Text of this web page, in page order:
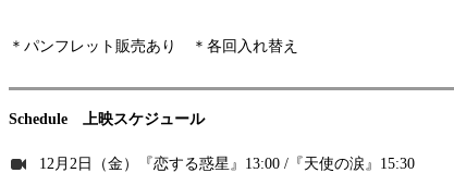
＊パンフレット販売あり ＊各回入れ替え
Schedule 上映スケジュール
12月2日（金）『恋する惑星』13:00 /『天使の涙』15:30